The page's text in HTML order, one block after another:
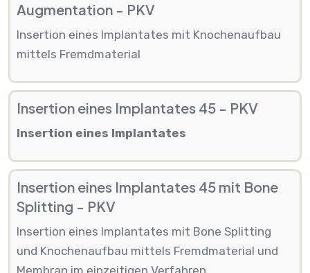
Augmentation - PKV
Insertion eines Implantates mit Knochenaufbau
mittels Fremdmaterial
Insertion eines Implantates 45 - PKV
Insertion eines Implantates
Insertion eines Implantates 45 mit Bone
Splitting - PKV
Insertion eines Implantates mit Bone Splitting
und Knochenaufbau mittels Fremdmaterial und